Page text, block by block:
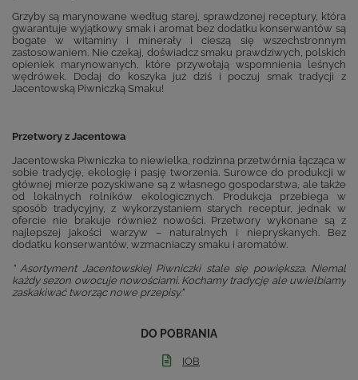
Grzyby są marynowane według starej, sprawdzonej receptury, która
gwarantuje wyjątkowy smak i aromat bez dodatku konserwantów są
bogate w witaminy i minerały i cieszą się wszechstronnym
zastosowaniem. Nie czekaj, doświadcz smaku prawdziwych, polskich
opieniek marynowanych, które przywołają wspomnienia leśnych
wędrówek. Dodaj do koszyka już dziś i poczuj smak tradycji z
Jacentowską Piwniczką Smaku!
Przetwory z Jacentowa
Jacentowska Piwniczka to niewielka, rodzinna przetwórnia łącząca w
sobie tradycję, ekologię i pasję tworzenia. Surowce do produkcji w
głównej mierze pozyskiwane są z własnego gospodarstwa, ale także
od lokalnych rolników ekologicznych. Produkcja przebiega w
sposób tradycyjny, z wykorzystaniem starych receptur, jednak w
ofercie nie brakuje również nowości. Przetwory wykonane są z
najlepszej jakości warzyw – naturalnych i niepryskanych. Bez
dodatku konserwantów, wzmacniaczy smaku i aromatów.
" Asortyment Jacentowskiej Piwniczki stale się powiększa. Niemal
każdy sezon owocuje nowościami. Kochamy tradycję ale uwielbiamy
zaskakiwać tworząc nowe przepisy."
DO POBRANIA
IOB